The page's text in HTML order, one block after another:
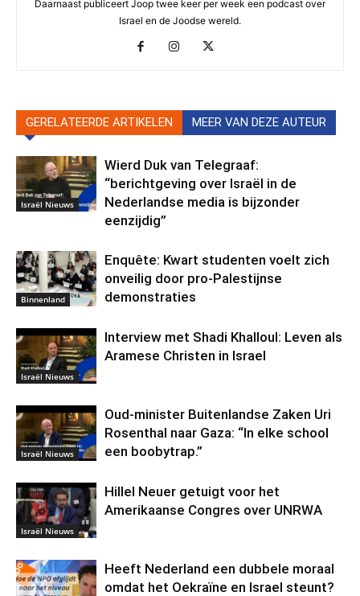
Daarnaast publiceert Joop twee keer per week een podcast over
Israel en de Joodse wereld.
GERELATEERDE ARTIKELEN MEER VAN DEZE AUTEUR
Israël Nieuws
Wierd Duk van Telegraaf:
“berichtgeving over Israël in de
Nederlandse media is bijzonder
eenzijdig”
Binnenland
Enquête: Kwart studenten voelt zich
onveilig door pro-Palestijnse
demonstraties
Israël Nieuws
Interview met Shadi Khalloul: Leven als
Aramese Christen in Israel
Israël Nieuws
Oud-minister Buitenlandse Zaken Uri
Rosenthal naar Gaza: “In elke school
een boobytrap.”
Israël Nieuws
Hillel Neuer getuigt voor het
Amerikaanse Congres over UNRWA
Heeft Nederland een dubbele moraal
omdat het Oekraïne en Israel steunt?